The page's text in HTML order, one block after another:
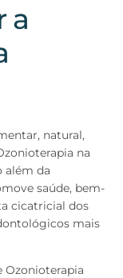
a
natural,
na
além da
saúde, bem-
cicatricial dos
mais
Ozonioterapia